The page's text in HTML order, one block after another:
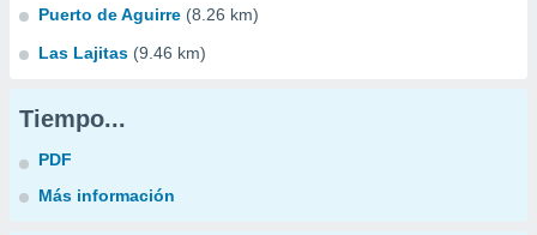
Puerto de Aguirre (8.26 km)
Las Lajitas (9.46 km)
Tiempo...
PDF
Más información